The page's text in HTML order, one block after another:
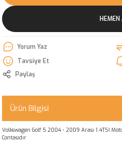
HEMEN
Yorum Yaz
Tavsiye Et
Paylaş
Ürün Bilgisi
Volkswagen Golf 5 2004 - 2009 Arası 1.4TSI
Contasıdır